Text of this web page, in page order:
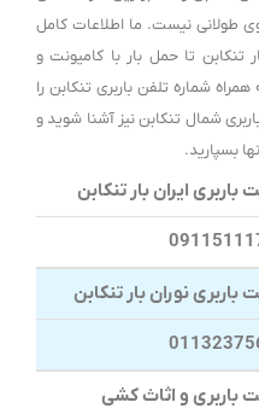
طولانی نیست. ما اطلاعات کامل
تنکابن تا حمل بار با کامیونت و
همراه شماره تلفن باربری تنکابن را
شمال تنکابن نیز آشنا شوید و
بسپارید.
باربری ایران بار تنکابن
باربری نوران بار تنکابن
باربری و اثاث کشی